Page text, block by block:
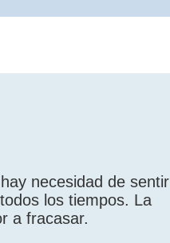
necesidad de sentir
los tiempos. La
a fracasar.